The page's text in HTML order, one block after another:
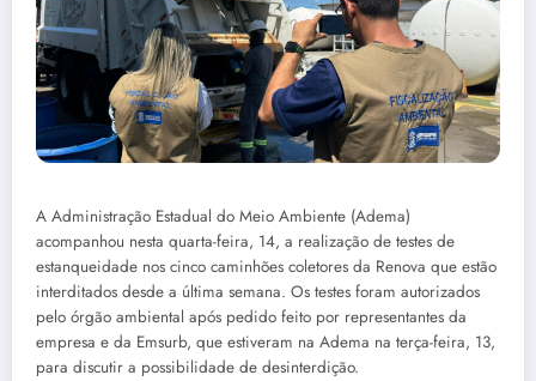
A Administração Estadual do Meio Ambiente (Adema)
acompanhou nesta quarta-feira, 14, a realização de testes de
estanqueidade nos cinco caminhões coletores da Renova que estão
interditados desde a última semana. Os testes foram autorizados
pelo órgão ambiental após pedido feito por representantes da
empresa e da Emsurb, que estiveram na Adema na terça-feira, 13,
para discutir a possibilidade de desinterdição.